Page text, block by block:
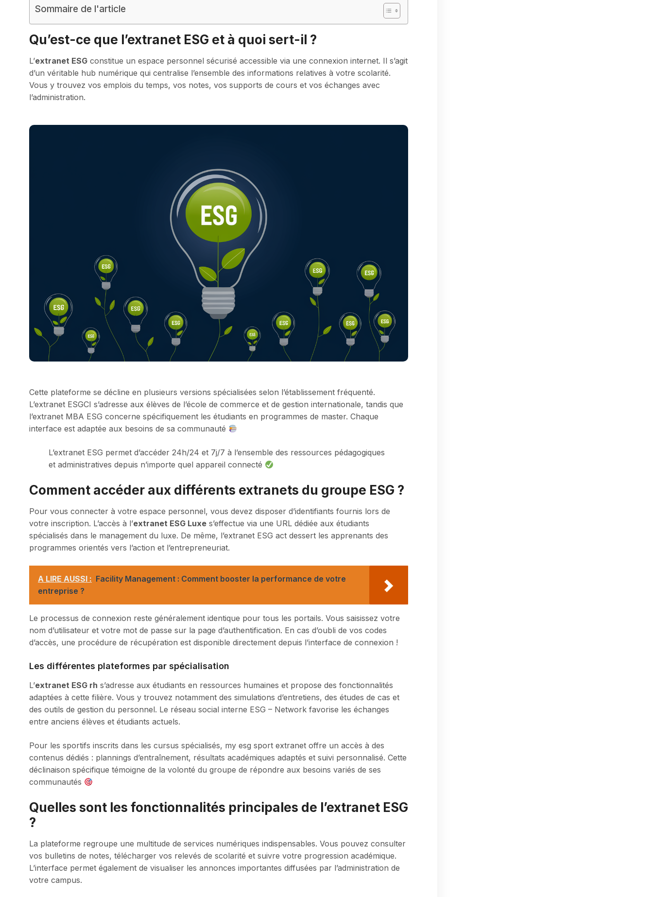
Sommaire de l'article
Qu’est-ce que l’extranet ESG et à quoi sert-il ?
L’extranet ESG constitue un espace personnel sécurisé accessible via une connexion internet. Il s’agit
d’un véritable hub numérique qui centralise l’ensemble des informations relatives à votre scolarité.
Vous y trouvez vos emplois du temps, vos notes, vos supports de cours et vos échanges avec
l’administration.
Cette plateforme se décline en plusieurs versions spécialisées selon l’établissement fréquenté.
L’extranet ESGCI s’adresse aux élèves de l’école de commerce et de gestion internationale, tandis que
l’extranet MBA ESG concerne spécifiquement les étudiants en programmes de master. Chaque
interface est adaptée aux besoins de sa communauté
L’extranet ESG permet d’accéder 24h/24 et 7j/7 à l’ensemble des ressources pédagogiques
et administratives depuis n’importe quel appareil connecté
Comment accéder aux différents extranets du groupe ESG ?
Pour vous connecter à votre espace personnel, vous devez disposer d’identifiants fournis lors de
votre inscription. L’accès à l’extranet ESG Luxe s’effectue via une URL dédiée aux étudiants
spécialisés dans le management du luxe. De même, l’extranet ESG act dessert les apprenants des
programmes orientés vers l’action et l’entrepreneuriat.
A LIRE AUSSI : Facility Management : Comment booster la performance de votre
entreprise ?
Le processus de connexion reste généralement identique pour tous les portails. Vous saisissez votre
nom d’utilisateur et votre mot de passe sur la page d’authentification. En cas d’oubli de vos codes
d’accès, une procédure de récupération est disponible directement depuis l’interface de connexion !
Les différentes plateformes par spécialisation
L’extranet ESG rh s’adresse aux étudiants en ressources humaines et propose des fonctionnalités
adaptées à cette filière. Vous y trouvez notamment des simulations d’entretiens, des études de cas et
des outils de gestion du personnel. Le réseau social interne ESG – Network favorise les échanges
entre anciens élèves et étudiants actuels.
Pour les sportifs inscrits dans les cursus spécialisés, my esg sport extranet offre un accès à des
contenus dédiés : plannings d’entraînement, résultats académiques adaptés et suivi personnalisé. Cette
déclinaison spécifique témoigne de la volonté du groupe de répondre aux besoins variés de ses
communautés
Quelles sont les fonctionnalités principales de l’extranet ESG
?
La plateforme regroupe une multitude de services numériques indispensables. Vous pouvez consulter
vos bulletins de notes, télécharger vos relevés de scolarité et suivre votre progression académique.
L’interface permet également de visualiser les annonces importantes diffusées par l’administration de
votre campus.